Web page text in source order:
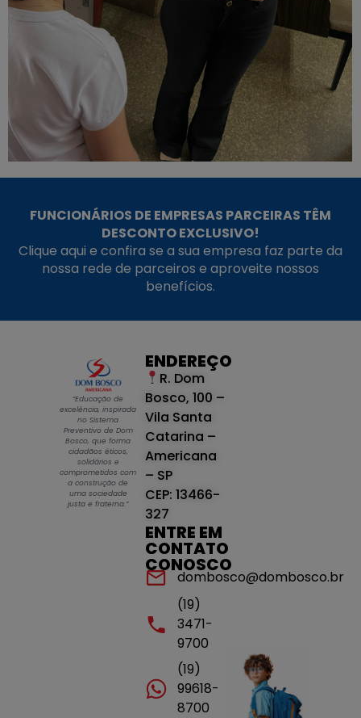
FUNCIONÁRIOS DE EMPRESAS PARCEIRAS TÊM
DESCONTO EXCLUSIVO!
Clique aqui e confira se a sua empresa faz parte da
nossa rede de parceiros e aproveite nossos
benefícios.
“Educação de
excelência, inspirada
no Sistema
Preventivo de Dom
Bosco, que forma
cidadãos éticos,
solidários e
comprometidos com
a construção de
uma sociedade
justa e fraterna.”
ENDEREÇO
R. Dom
Bosco, 100 –
Vila Santa
Catarina –
Americana
– SP
CEP: 13466-
327
ENTRE EM
CONTATO
CONOSCO
dombosco@dombosco.br
(19)
3471-
9700
(19)
99618-
8700